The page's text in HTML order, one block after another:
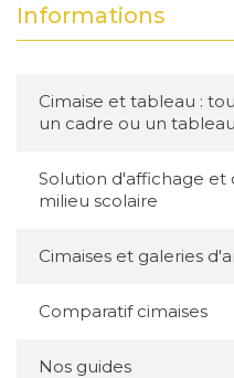
Informations
Cimaise et tableau :
un cadre ou un
Solution d'affichage
milieu scolaire
Cimaises et galeries
Comparatif cimaises
Nos guides